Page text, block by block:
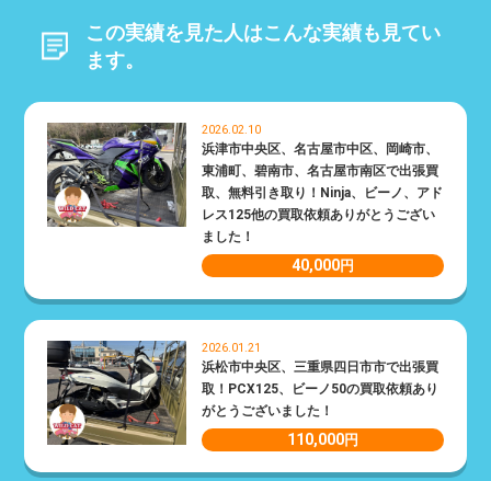
この実績を見た人はこんな実績も見てい
ます。
2026.02.10
浜津市中央区、名古屋市中区、岡崎市、
東浦町、碧南市、名古屋市南区で出張買
取、無料引き取り！Ninja、ビーノ、アド
レス125他の買取依頼ありがとうござい
ました！
40,000円
2026.01.21
浜松市中央区、三重県四日市市で出張買
取！PCX125、ビーノ50の買取依頼あり
がとうございました！
110,000円